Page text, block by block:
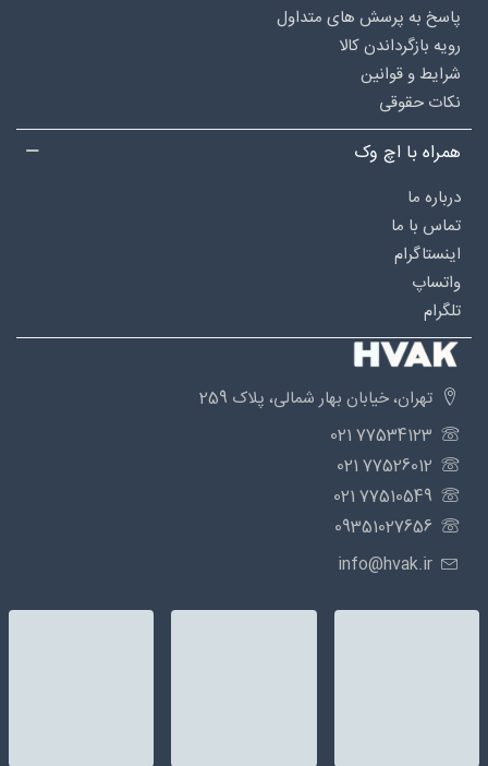
پاسخ به پرسش های متداول
رویه بازگرداندن کالا
شرایط و قوانین
نکات حقوقی
همراه با اچ وک
درباره‌ ما
تماس با ما
اینستاگرام
واتساپ
تلگرام
تهران، خیابان بهار شمالی، پلاک 259
77534123 021
77526012 021
77510549 021
09351027656
info@hvak.ir